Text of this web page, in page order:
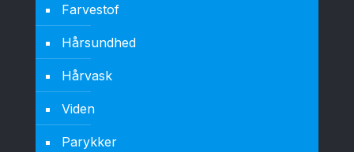
Farvestof
Hårsundhed
Hårvask
Viden
Parykker